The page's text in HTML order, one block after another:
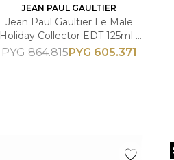
JEAN PAUL GAULTIER
Jean Paul Gaultier Le Male
Holiday Collector EDT 125ml -
Masculino
PYG 605.371
PYG 864.815